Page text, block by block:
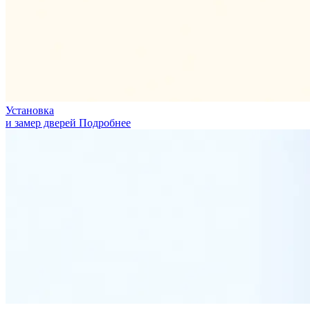
Установка
и замер дверей Подробнее